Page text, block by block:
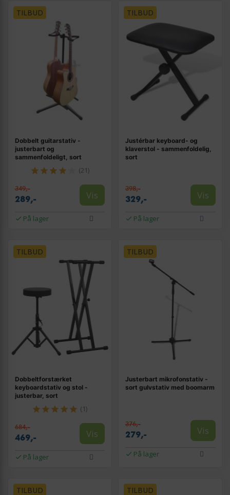
TILBUD
Dobbelt guitarstativ -
justerbart og
sammenfoldeligt, sort
(21)
349,-
289,- Vis
På lager
TILBUD
Justérbar keyboard- og
klaverstol - sammenfoldelig,
sort
398,-
329,- Vis
På lager
TILBUD
Dobbeltforstærket
keyboardstativ og stol -
justerbar, sort
(1)
684,-
469,- Vis
På lager
TILBUD
Justerbart mikrofonstativ -
sort gulvstativ med boomarm
376,-
279,- Vis
På lager
TILBUD TILBUD